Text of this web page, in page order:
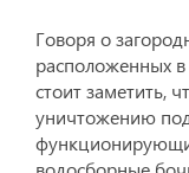
Говоря о
расположенных в
стоит заметить,
уничтожению